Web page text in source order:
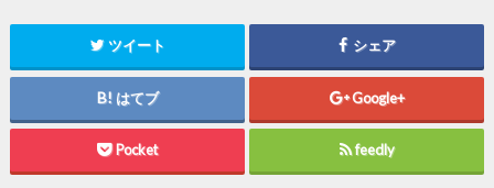
ツイート シェア
はてブ Google+
Pocket feedly